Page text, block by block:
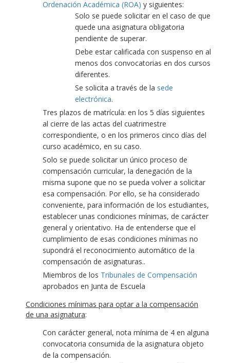
Ordenación Académica (ROA) y siguientes:
Solo se puede solicitar en el caso de que
quede una asignatura obligatoria
pendiente de superar.
Debe estar calificada con suspenso en al
menos dos convocatorias en dos cursos
diferentes.
Se solicita a través de la sede
electrónica.
Tres plazos de matrícula: en los 5 días siguientes
al cierre de las actas del cuatrimestre
correspondiente, o en los primeros cinco días del
curso académico, en su caso.
Solo se puede solicitar un único proceso de
compensación curricular, la denegación de la
misma supone que no se pueda volver a solicitar
esa compensación. Por ello, se ha considerado
conveniente, para información de los estudiantes,
establecer unas condiciones mínimas, de carácter
general y orientativo. Ha de entenderse que el
cumplimiento de esas condiciones mínimas no
supondrá el reconocimiento automático de la
compensación de asignaturas..
Miembros de los Tribunales de Compensación
aprobados en Junta de Escuela
Condiciones mínimas para optar a la compensación
de una asignatura:
Con carácter general, nota mínima de 4 en alguna
convocatoria consumida de la asignatura objeto
de la compensación.